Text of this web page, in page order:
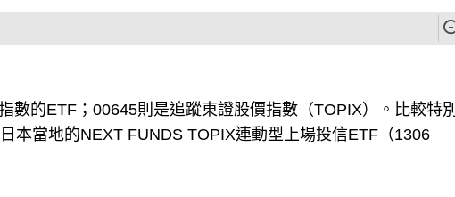
數的ETF；00645則是追蹤東證股價指數（TOPIX）。比較特別
本當地的NEXT FUNDS TOPIX連動型上場投信ETF（1306